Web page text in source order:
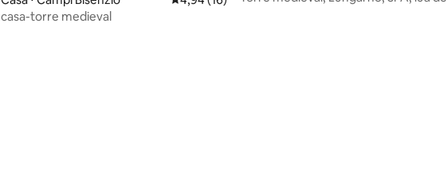
casa-torre medieval